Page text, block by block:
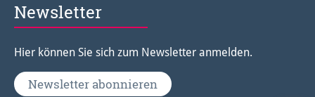
Newsletter
Hier können Sie sich zum Newsletter anmelden.
Newsletter abonnieren